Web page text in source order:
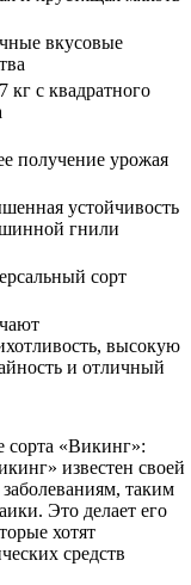
вкусовые
кг с квадратного
получение урожая
устойчивость
гнили
сорт
высокую
и отличный
сорта «Викинг»:
известен своей
таким
Это делает его
хотят
средств